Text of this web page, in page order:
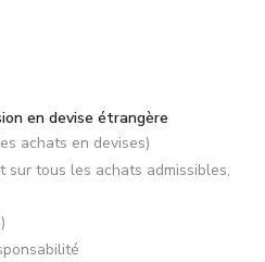
en devise étrangère
achats en devises)
sur tous les achats admissibles,